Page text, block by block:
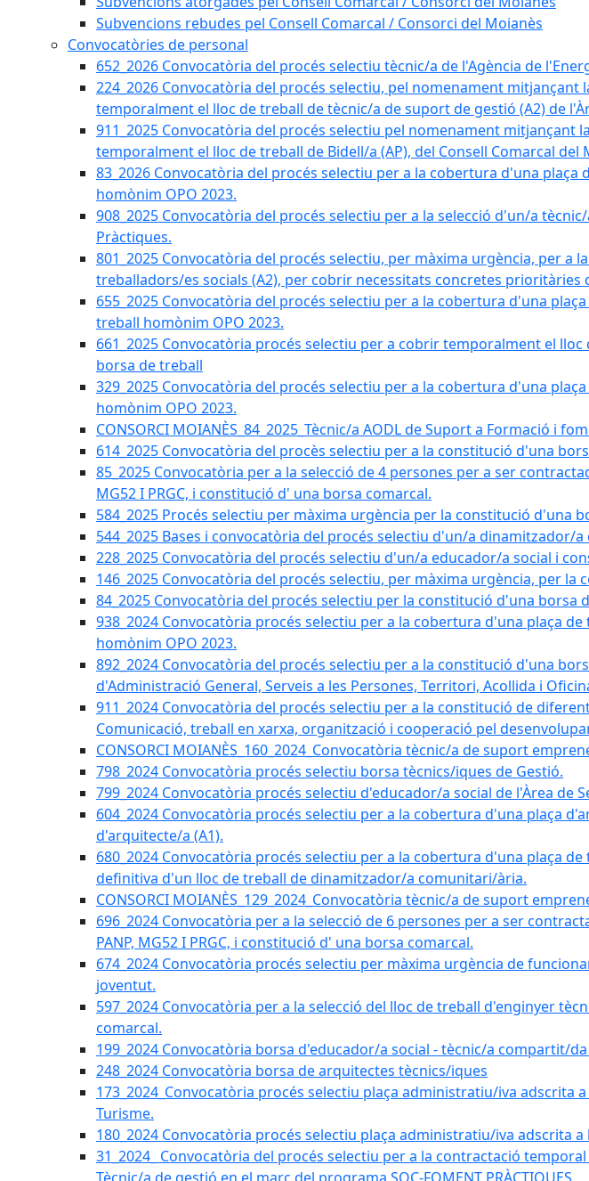
Subvencions rebudes pel Consell Comarcal / Consorci del Moianès
Convocatòries de personal
652_2026 Convocatòria del procés selectiu tècnic/a de l'Agència de
224_2026 Convocatòria del procés selectiu, pel nomenament
temporalment el lloc de treball de tècnic/a de suport de gestió (A2) de
911_2025 Convocatòria del procés selectiu pel nomenament
temporalment el lloc de treball de Bidell/a (AP), del Consell Comarcal del
83_2026 Convocatòria del procés selectiu per a la cobertura d'una
homònim OPO 2023.
908_2025 Convocatòria del procés selectiu per a la selecció d'un/a
Pràctiques.
801_2025 Convocatòria del procés selectiu, per màxima urgència, per
treballadors/es socials (A2), per cobrir necessitats concretes prioritàries
655_2025 Convocatòria del procés selectiu per a la cobertura d'una
treball homònim OPO 2023.
661_2025 Convocatòria procés selectiu per a cobrir temporalment el
borsa de treball
329_2025 Convocatòria del procés selectiu per a la cobertura d'una
homònim OPO 2023.
CONSORCI MOIANÈS_84_2025_Tècnic/a AODL de Suport a Formació i
614_2025 Convocatòria del procès selectiu per a la constitució d'una
85_2025 Convocatòria per a la selecció de 4 persones per a ser
MG52 I PRGC, i constitució d' una borsa comarcal.
584_2025 Procés selectiu per màxima urgència per la constitució d'una
544_2025 Bases i convocatòria del procés selectiu d'un/a dinamitzador/a
228_2025 Convocatòria del procés selectiu d'un/a educador/a social i
146_2025 Convocatòria del procés selectiu, per màxima urgència, per
84_2025 Convocatòria del procés selectiu per la constitució d'una borsa
938_2024 Convocatòria procés selectiu per a la cobertura d'una plaça
homònim OPO 2023.
892_2024 Convocatòria del procés selectiu per a la constitució d'una
d'Administració General, Serveis a les Persones, Territori, Acollida i
911_2024 Convocatòria del procés selectiu per a la constitució de
Comunicació, treball en xarxa, organització i cooperació pel
CONSORCI MOIANÈS_160_2024_Convocatòria tècnic/a de suport
798_2024 Convocatòria procés selectiu borsa tècnics/iques de Gestió.
799_2024 Convocatòria procés selectiu d'educador/a social de l'Àrea de
604_2024 Convocatòria procés selectiu per a la cobertura d'una plaça
d'arquitecte/a (A1).
680_2024 Convocatòria procés selectiu per a la cobertura d'una plaça
definitiva d'un lloc de treball de dinamitzador/a comunitari/ària.
CONSORCI MOIANÈS_129_2024_Convocatòria tècnic/a de suport
696_2024 Convocatòria per a la selecció de 6 persones per a ser
PANP, MG52 I PRGC, i constitució d' una borsa comarcal.
674_2024 Convocatòria procés selectiu per màxima urgència de
joventut.
597_2024 Convocatòria per a la selecció del lloc de treball d'enginyer
comarcal.
199_2024 Convocatòria borsa d'educador/a social - tècnic/a compartit/
248_2024 Convocatòria borsa de arquitectes tècnics/iques
173_2024_Convocatòria procés selectiu plaça administratiu/iva adscrita
Turisme.
180_2024 Convocatòria procés selectiu plaça administratiu/iva adscrita a
31_2024_ Convocatòria del procés selectiu per a la contractació